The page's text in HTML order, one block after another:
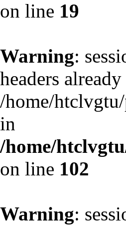
on line 19
Warning:
headers
/home/
in
/home/
on line 102
Warning: